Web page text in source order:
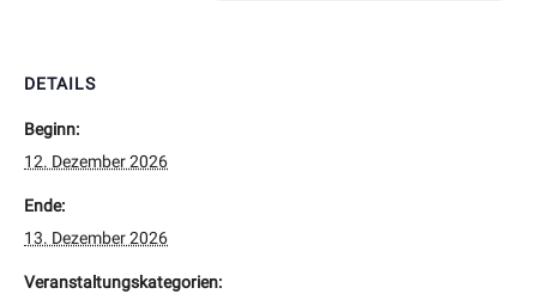
DETAILS
Beginn:
12. Dezember 2026
Ende:
13. Dezember 2026
Veranstaltungskategorien: